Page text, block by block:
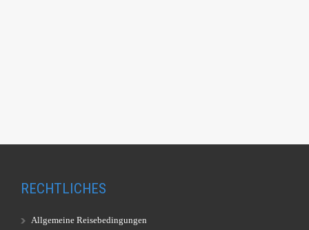
RECHTLICHES
Allgemeine Reisebedingungen